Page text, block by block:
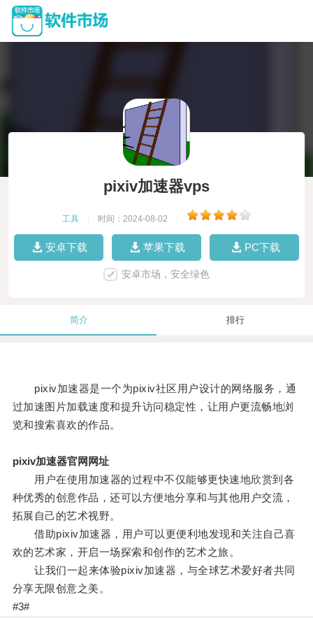
pixiv加速器vps
工具 时间：2024-08-02
安卓下载 苹果下载 PC下载
安卓市场，安全绿色
简介 排行
pixiv加速器是一个为pixiv社区用户设计的网络服务，通
过加速图片加载速度和提升访问稳定性，让用户更流畅地浏
览和搜索喜欢的作品。
pixiv加速器官网网址
用户在使用加速器的过程中不仅能够更快速地欣赏到各
种优秀的创意作品，还可以方便地分享和与其他用户交流，
拓展自己的艺术视野。
借助pixiv加速器，用户可以更便利地发现和关注自己喜
欢的艺术家，开启一场探索和创作的艺术之旅。
让我们一起来体验pixiv加速器，与全球艺术爱好者共同
分享无限创意之美。
#3#